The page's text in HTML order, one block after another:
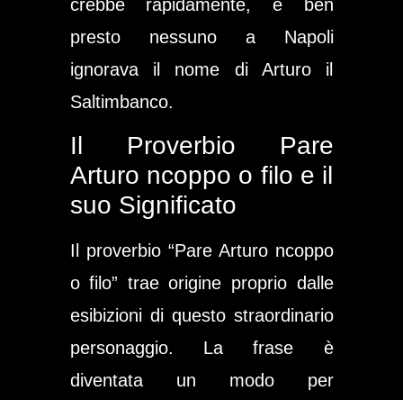
crebbe rapidamente, e ben
presto nessuno a Napoli
ignorava il nome di Arturo il
Saltimbanco.
Il Proverbio Pare
Arturo ncoppo o filo e il
suo Significato
Il proverbio “Pare Arturo ncoppo
o filo” trae origine proprio dalle
esibizioni di questo straordinario
personaggio. La frase è
diventata un modo per